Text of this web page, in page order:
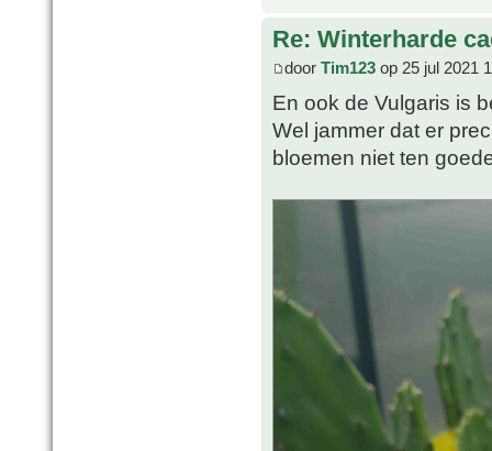
Re: Winterharde
door Tim123 op 25 jul 2021
En ook de Vulgaris is
Wel jammer dat er
bloemen niet ten